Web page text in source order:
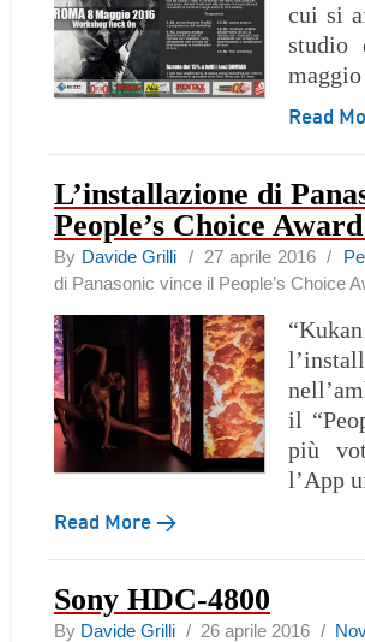
cui si
studio
maggio
Read
L’installazione di
People’s Choice
By Davide Grilli / 27 aprile 2016 /
di Panasonic vince il People’s Choice
il
più
l’App
Read More →
Sony HDC-4800
By Davide Grilli / 26 aprile 2016 /